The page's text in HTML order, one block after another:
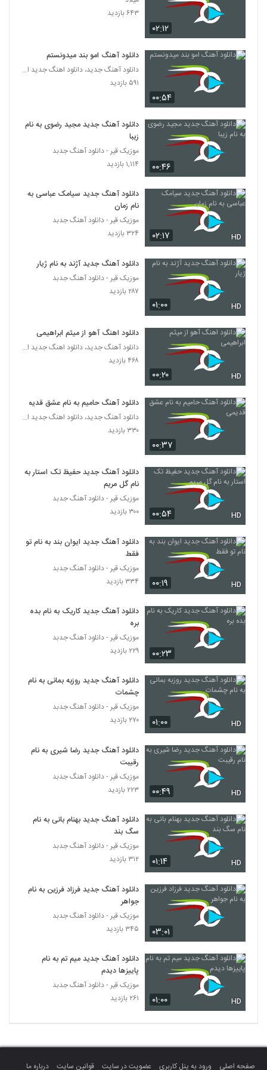
آهنگ دنیامی از آرش شعبانی(پاپ)
کیهان آهنگ من و تو
دانلود آهنگ تا تو رو دیدم از آرتین قاسم پوری
موزیک زیبای دل باختم از آوه بند
دانلود آهنگ جدید و زیبای بیساند با نام جای
330
دانلود آهنگ نیما حصاری حس لعنتی
331
موزیک زیبای دوباره برگرد از سعید ساسانی
۶۵۶ بازدید
موزیک زیبای سورم از مجتبی شاه علی
333
دانلود آهنگ حرف حرف خودته از محمدرضا
۶۶۶ بازدید
دانلود آهنگ جدید و زیبای ایمان سلطانی با نام
ای زندگیم
۶۲۶ بازدید
دانلود آهنگ مهدی رها باور نمیکردم
336
دانلود آهنگ جدید و زیبای ابراهیم علیزاده با
نام شیرین جان
۱,۷۲۹ بازدید
سجاد کریمی آهنگ سکوت عاشقانه
۵۳۵ بازدید
آهنگ پدرام پالیز بنام باران
339
۴۹۸ بازدید
آهنگ باران از وحید تاج(سنتی)
۷۳۷ بازدید
آهنگ ابراهیم جوادی بنام آی عشقیم
342
۴۵۳ بازدید
343
دانلود آهنگ جدید و زیبای میثاق راد با نام یار
اومده (رمیکس)
دانلود آهنگ علی کرمانشاهی دلبری
345
موزیک زیبای عصر دی ماهی از بابک ارجمند
۴۴۹ بازدید
موزیک زیبای با من بساز از عرفان ترابی
۴۷۰ بازدید
347
مهدی درزی آهنگ پازل
۰۲:۱۲
۶۴۳ بازدید
۰۰:۵۴
دانلود آهنگ امو بند میدونستم
دانلود آهنگ جدید، دانلود اهنگ جدید ایرانی
۵۹۱ بازدید
۰۰:۴۶
دانلود آهنگ جدید مجید رضوی به نام
زیبا
موزیک قیر - دانلود آهنگ جدبد
۱,۱۱۴ بازدید
۰۲:۱۷ HD
دانلود آهنگ جدید سیامک عباسی به
نام زمان
موزیک قیر - دانلود آهنگ جدبد
۳۲۴ بازدید
۰۱:۰۰ HD
دانلود آهنگ جدید آژند به نام ژیار
موزیک قیر - دانلود آهنگ جدبد
۲۸۷ بازدید
۰۰:۲۰ HD
دانلود اهنگ آهو از میثم ابراهیمی
دانلود آهنگ جدید، دانلود اهنگ جدید ایرانی
۴۶۸ بازدید
۰۰:۳۷
دانلود آهنگ حامیم به نام عشق قدیمی
دانلود آهنگ جدید، دانلود اهنگ جدید ایرانی
۳۳۰ بازدید
۰۰:۵۴ HD
دانلود آهنگ جدید حفیظ تک استار به
نام گل مریم
موزیک قیر - دانلود آهنگ جدبد
۳۰۰ بازدید
۰۰:۱۹ HD
دانلود آهنگ جدید ایوان بند به نام تو
فقط
موزیک قیر - دانلود آهنگ جدبد
۳۳۴ بازدید
۰۰:۲۳
دانلود آهنگ جدید کاریک به نام بده
بره
موزیک قیر - دانلود آهنگ جدبد
۲۲۹ بازدید
۰۱:۰۰ HD
دانلود آهنگ جدید روزبه بمانی به نام
چشمات
موزیک قیر - دانلود آهنگ جدبد
۲۷۰ بازدید
۰۰:۴۹ HD
دانلود آهنگ جدید رضا شیری به نام
رقیبت
موزیک قیر - دانلود آهنگ جدبد
۲۲۳ بازدید
۰۱:۱۴ HD
دانلود آهنگ جدید بهنام بانی به نام
سگ بند
موزیک قیر - دانلود آهنگ جدبد
۳۱۲ بازدید
۰۳:۰۱
دانلود آهنگ جدید فرزاد فرزین به نام
جواهر
موزیک قیر - دانلود آهنگ جدبد
۳۴۵ بازدید
۰۱:۰۰ HD
دانلود آهنگ جدید میم تم به نام
پاییزها دیدم
موزیک قیر - دانلود آهنگ جدبد
۲۶۱ بازدید
صفحه اصلی ورود به پنل کاربری عضویت در سایت قوانین سایت درباره ما